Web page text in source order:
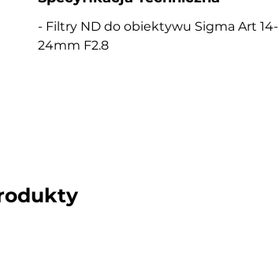
- Filtry ND do obiektywu Sigma Art 14-
24mm F2.8